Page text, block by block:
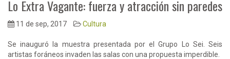
Lo Extra Vagante: fuerza y atracción sin paredes
11 de sep, 2017 Cultura
Se inauguró la muestra presentada por el Grupo Lo Sei. Seis
artistas foráneos invaden las salas con una propuesta imperdible.